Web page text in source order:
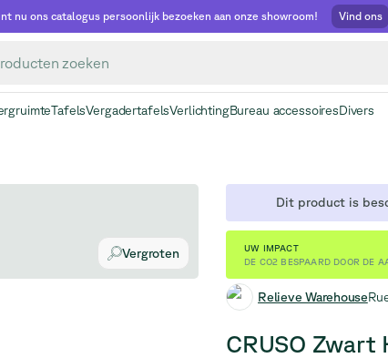
nu ons catalogus persoonlijk bezoeken aan onze showroom! Vind ons
TafelsVergadertafelsVerlichtingBureau accessoiresDivers
Vergroten
Dit product is
UW IMPACT
DE CO2 BESPAARD DOOR DE
Relieve Warehouse
CRUSO